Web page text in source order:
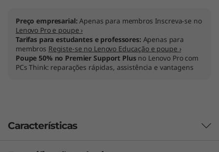
Preço empresarial:Apenas para membros Inscreva-se no
Lenovo Pro e poupe ›
Tarifas para estudantes e professores: Apenas para
membros Registe-se no Lenovo Educação e poupe ›
Poupe 50% no Premier Support Plusno Lenovo Pro com
PCs Think: reparações rápidas, assistência e vantagens
Características